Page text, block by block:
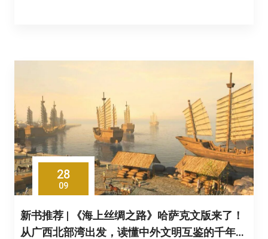
28
09
新书推荐 | 《海上丝绸之路》哈萨克文版来了！
从广西北部湾出发，读懂中外文明互鉴的千年脉